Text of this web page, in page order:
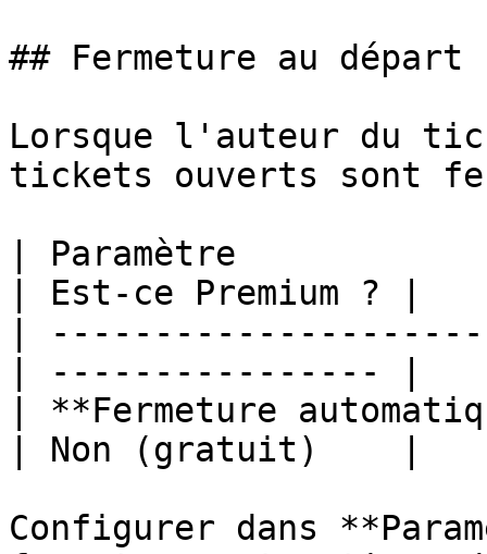
## Fermeture au
Lorsque l'auteur du
tickets ouverts sont
| Paramètre
| Est-ce Premium ? |
|
| ---------------- |
| **Fermeture
| Non (gratuit)    |
Configurer dans